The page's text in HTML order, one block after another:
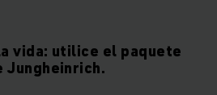
vida: utilice el paquete